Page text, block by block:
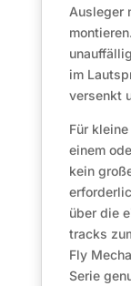
Ausleger
im
versenkt
Für
einem
kein
über die
tracks
Fly
Serie